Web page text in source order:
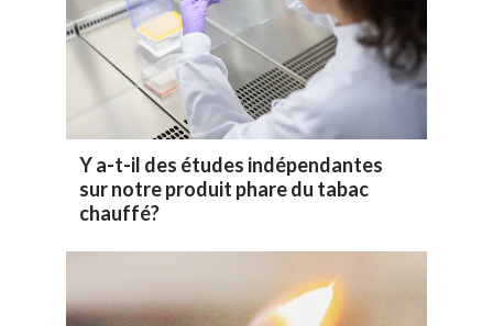
Y a-t-il des études indépendantes
sur notre produit phare du tabac
chauffé?